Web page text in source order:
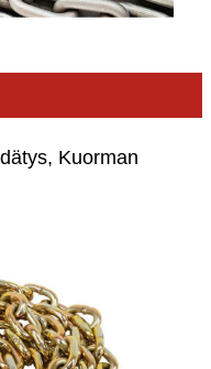
Kuorman